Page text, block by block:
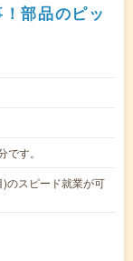
部品のピッ
す。
のスピード就業が可